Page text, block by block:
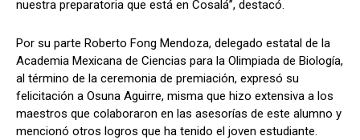
nuestra preparatoria que está en Cosalá”, destacó.
Por su parte Roberto Fong Mendoza, delegado estatal de la
Academia Mexicana de Ciencias para la Olimpiada de Biología,
al término de la ceremonia de premiación, expresó su
felicitación a Osuna Aguirre, misma que hizo extensiva a los
maestros que colaboraron en las asesorías de este alumno y
mencionó otros logros que ha tenido el joven estudiante.